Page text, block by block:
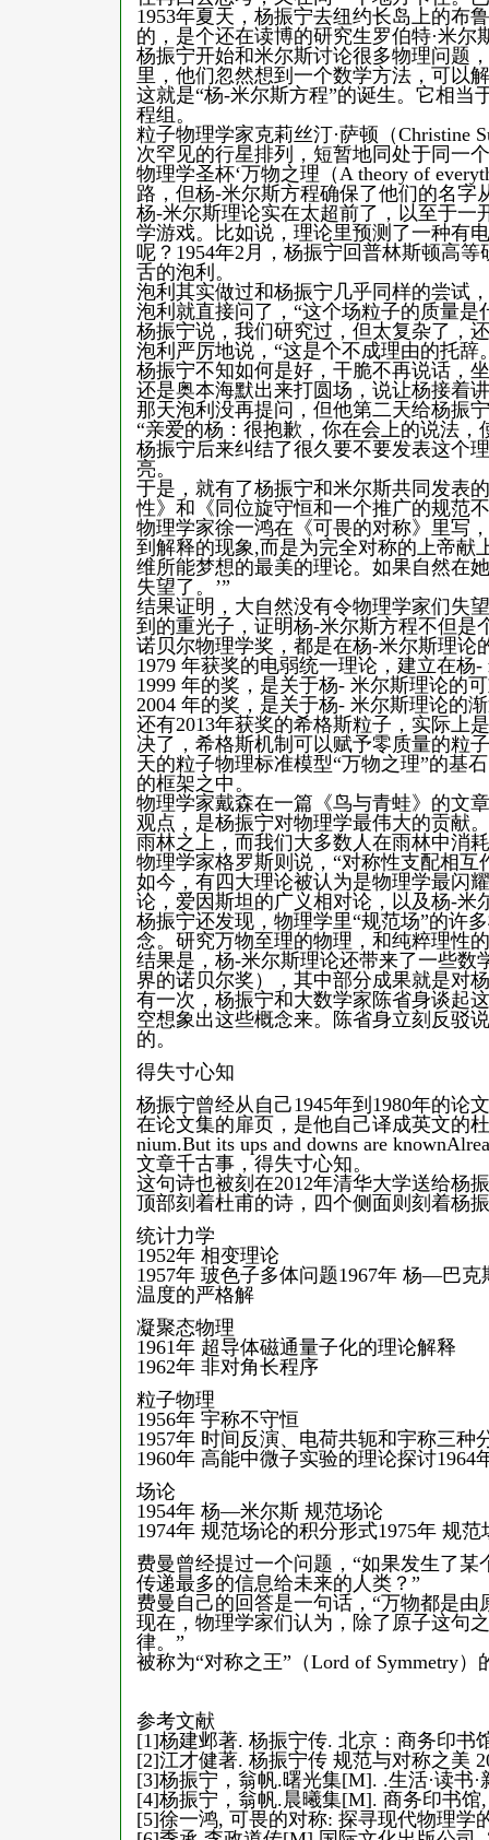
1953年夏天，杨振宁去纽约长岛上的布
的，是个还在读博的研究生罗伯特·米尔
杨振宁开始和米尔斯讨论很多物理问题
里，他们忽然想到一个数学方法，可以
这就是“杨-米尔斯方程”的诞生。它相
程组。
粒子物理学家克莉丝汀·萨顿（
次罕见的行星排列，短暂地同处于同一
物理学圣杯‘万物之理（A theory of
路，但杨-米尔斯方程确保了他们的名字
杨-米尔斯理论实在太超前了，以至于一
学游戏。比如说，理论里预测了一种有
呢？1954年2月，杨振宁回普林斯顿高
舌的泡利。
泡利其实做过和杨振宁几乎同样的尝试
泡利就直接问了，“这个场粒子的质量是
杨振宁说，我们研究过，但太复杂了，
泡利严厉地说，“这是个不成理由的托辞
杨振宁不知如何是好，干脆不再说话，
还是奥本海默出来打圆场，说让杨接着
那天泡利没再提问，但他第二天给杨
“亲爱的杨：很抱歉，你在会上的说法
杨振宁后来纠结了很久要不要发表这个
亮。
于是，就有了杨振宁和米尔斯共同发表
性》和《同位旋守恒和一个推广的规范
物理学家徐一鸿在《可畏的对称》里写
到解释的现象,而是为完全对称的上帝献
维所能梦想的最美的理论。如果自然在
失望了。’”
结果证明，大自然没有令物理学家们失
到的重光子，证明杨-米尔斯方程不但是
诺贝尔物理学奖，都是在杨-米尔斯理
1979 年获奖的电弱统一理论，建立在杨
1999 年的奖，是关于杨- 米尔斯理论的
2004 年的奖，是关于杨- 米尔斯理论的
还有2013年获奖的希格斯粒子，实际上
决了，希格斯机制可以赋予零质量的粒
天的粒子物理标准模型“万物之理”的基
的框架之中。
物理学家戴森在一篇《鸟与青蛙》的文
观点，是杨振宁对物理学最伟大的贡献
雨林之上，而我们大多数人在雨林中消
物理学家格罗斯则说，“对称性支配相互
如今，有四大理论被认为是物理学最
论，爱因斯坦的广义相对论，以及杨-米
杨振宁还发现，物理学里“规范场”的许
念。研究万物至理的物理，和纯粹理性
结果是，杨-米尔斯理论还带来了一些数
界的诺贝尔奖），其中部分成果就是对
有一次，杨振宁和大数学家陈省身谈起
空想象出这些概念来。陈省身立刻反驳
的。
得失寸心知
杨振宁曾经从自己1945年到1980年的论
在论文集的扉页，是他自己译成英文的
nium.But its ups and downs are
文章千古事，得失寸心知。
这句诗也被刻在2012年清华大学送给杨
顶部刻着杜甫的诗，四个侧面则刻着
统计力学
1952年 相变理论
1957年 玻色子多体问题1967年 杨—巴
温度的严格解
凝聚态物理
1961年 超导体磁通量子化的理论解释
1962年 非对角长程序
粒子物理
1956年 宇称不守恒
1957年 时间反演、电荷共轭和宇称三种
1960年 高能中微子实验的理论探讨1964
场论
1954年 杨—米尔斯 规范场论
1974年 规范场论的积分形式1975年 规
费曼曾经提过一个问题，“如果发生了
传递最多的信息给未来的人类？”
费曼自己的回答是一句话，“万物都是由
现在，物理学家们认为，除了原子这
律。”
被称为“对称之王”（Lord of Symmetry
参考文献
[1]杨建邺著. 杨振宁传. 北京：商务印书
[2]江才健著. 杨振宁传 规范与对称之美
[3]杨振宁，翁帆.曙光集[M]. .生活·读书·
[4]杨振宁，翁帆.晨曦集[M]. 商务印书馆,
[5]徐一鸿, 可畏的对称: 探寻现代物理学